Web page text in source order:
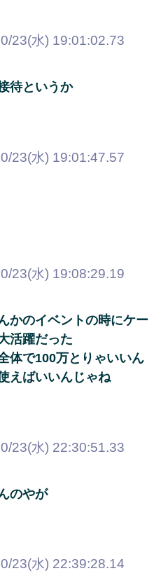
23(水) 19:01:02.73
待というか
23(水) 19:01:47.57
23(水) 19:08:29.19
かのイベントの時にケー
活躍だった
体で100万とりゃいいん
えばいいんじゃね
23(水) 22:30:51.33
のやが
23(水) 22:39:28.14